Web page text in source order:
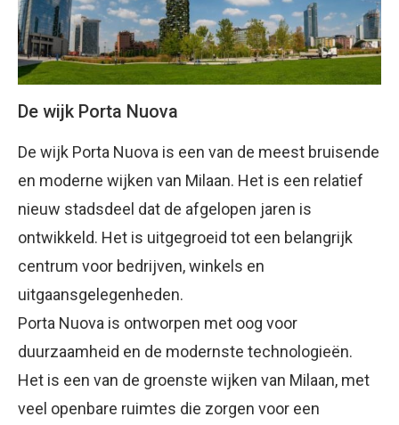
De wijk Porta Nuova
De wijk Porta Nuova is een van de meest bruisende
en moderne wijken van Milaan. Het is een relatief
nieuw stadsdeel dat de afgelopen jaren is
ontwikkeld. Het is uitgegroeid tot een belangrijk
centrum voor bedrijven, winkels en
uitgaansgelegenheden.
Porta Nuova is ontworpen met oog voor
duurzaamheid en de modernste technologieën.
Het is een van de groenste wijken van Milaan, met
veel openbare ruimtes die zorgen voor een